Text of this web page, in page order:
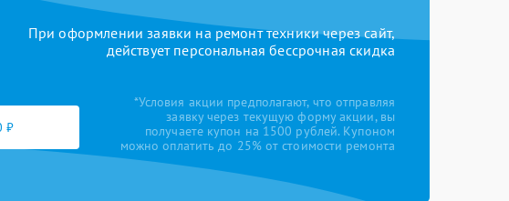
При оформлении заявки на ремонт техники через сайт,
действует персональная бессрочная скидка
₽
*Условия акции предполагают, что отправляя
заявку через текущую форму акции, вы
получаете купон на 1500 рублей. Купоном
можно оплатить до 25% от стоимости ремонта